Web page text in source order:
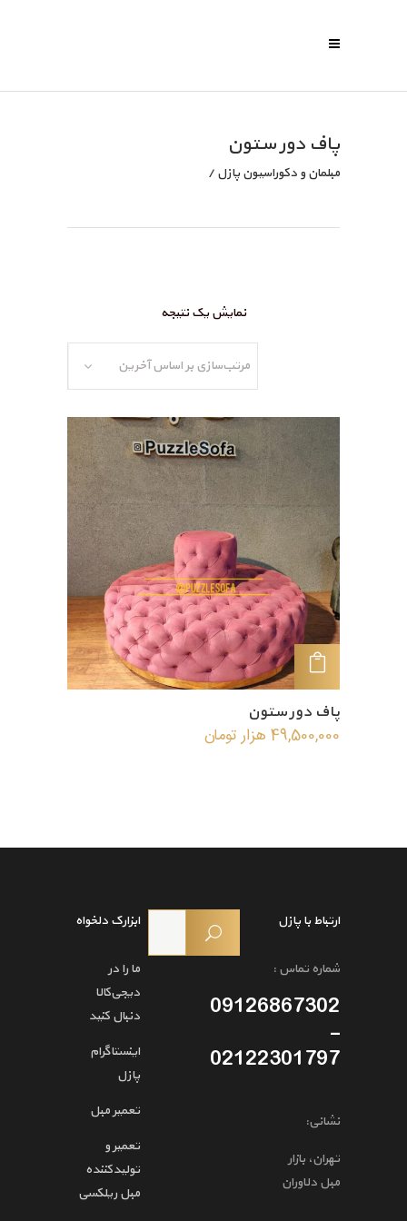
پاف دور ستون
مبلمان و دکوراسیون پازل/
نمایش یک نتیجه
مرتب‌سازی بر اساس آخرین
افزودن به سبد خرید
پاف دور ستون
49,500,000 هزار تومان
ارتباط با پازل
شماره تماس :
09126867302
-
02122301797
نشانی:
تهران، بازار
مبل دلاوران
ابزارک دلخواه
ما را در
دیجی‌کالا
دنبال کنید
اینستاگرام
پازل
تعمیر مبل
تعمیر و
تولیدکننده
مبل ریلکسی